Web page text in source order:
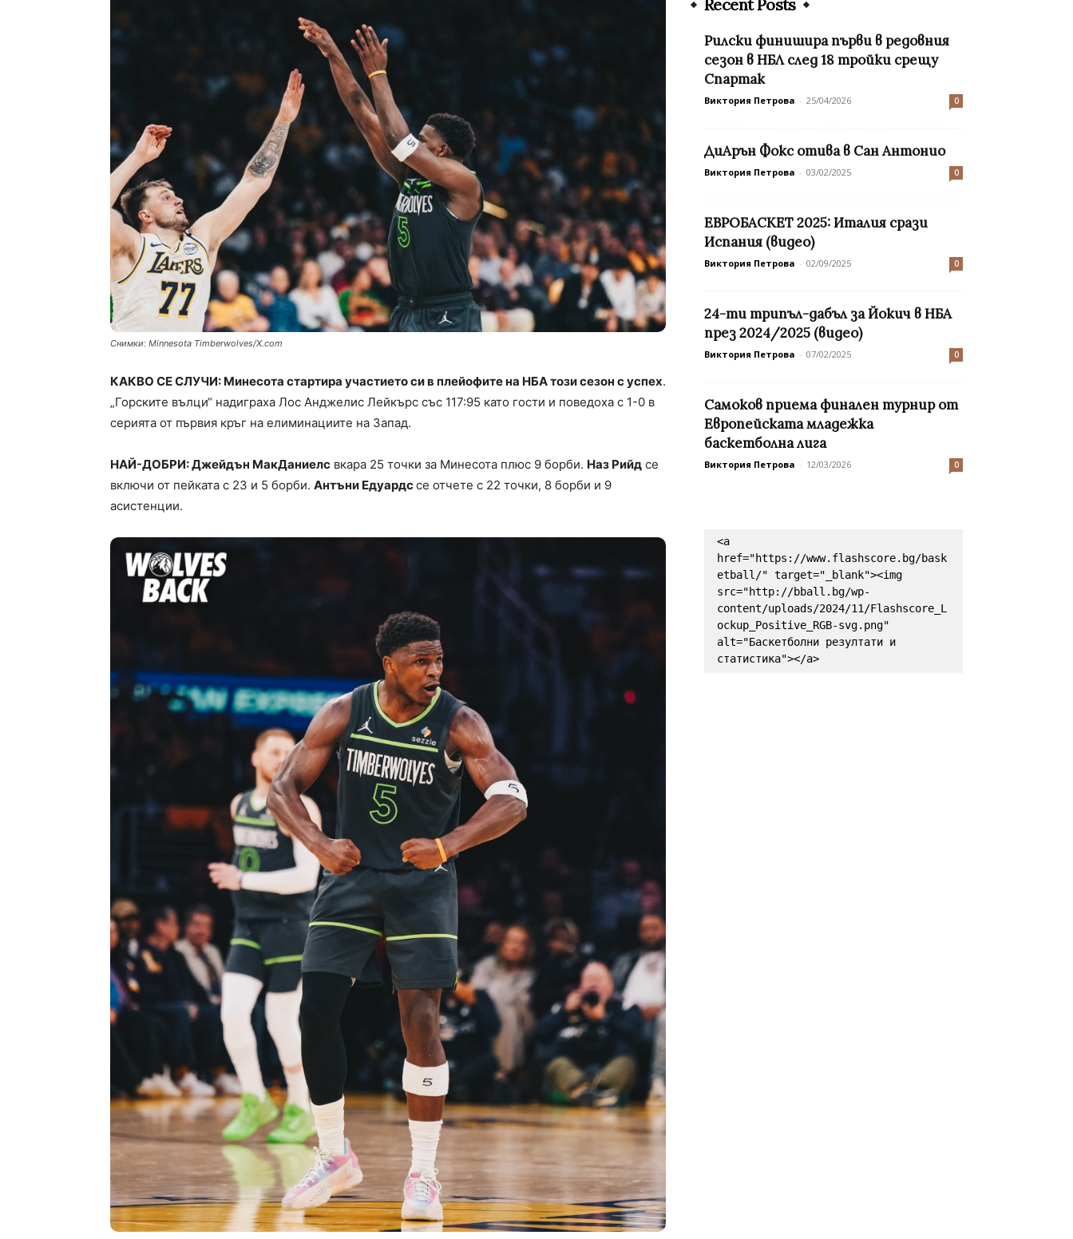
Снимки: Minnesota Timberwolves/X.com
КАКВО СЕ СЛУЧИ: Минесота стартира участието си в плейофите на НБА този сезон с успех.
„Горските вълци“ надиграха Лос Анджелис Лейкърс със 117:95 като гости и поведоха с 1-0 в
серията от първия кръг на елиминациите на Запад.
НАЙ-ДОБРИ: Джейдън МакДаниелс вкара 25 точки за Минесота плюс 9 борби. Наз Рийд се
включи от пейката с 23 и 5 борби. Антъни Едуардссе отчете с 22 точки, 8 борби и 9
асистенции.
Recent Posts
Рилски финишира първи в редовния
сезон в НБЛ след 18 тройки срещу
Спартак
Виктория Петрова - 25/04/2026 0
ДиАрън Фокс отива в Сан Антонио
Виктория Петрова - 03/02/2025 0
ЕВРОБАСКЕТ 2025: Италия срази
Испания (видео)
Виктория Петрова - 02/09/2025 0
24-ти трипъл-дабъл за Йокич в НБА
през 2024/2025 (видео)
Виктория Петрова - 07/02/2025 0
Самоков приема финален турнир от
Европейската младежка
баскетболна лига
Виктория Петрова - 12/03/2026 0
<a
href="https://www.flashscore.bg/bask
etball/" target="_blank"><img
src="http://bball.bg/wp-
content/uploads/2024/11/Flashscore_L
ockup_Positive_RGB-svg.png"
alt="Баскетболни резултати и
статистика"></a>